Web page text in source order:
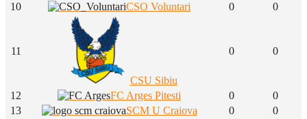
10
CSO Voluntari 0 0
11
CSU Sibiu
0 0
12 FC Arges Pitesti 0
0
13
SCM U Craiova 0
0